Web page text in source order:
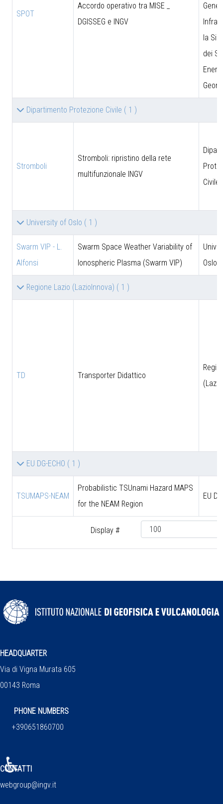
Display #
SPOT
Accordo operativo tra MISE _
DGISSEG e INGV
la
dei
Dipartimento Protezione Civile ( 1 )
Stromboli
Stromboli: ripristino della rete
multifunzionale INGV
Civile
University of Oslo ( 1 )
Swarm VIP - L.
Alfonsi
Swarm Space Weather Variability of
Ionospheric Plasma (Swarm VIP)
Oslo
Regione Lazio (LazioInnova) ( 1 )
TD Transporter Didattico
EU DG-ECHO ( 1 )
TSUMAPS-NEAM
Probabilistic TSUnami Hazard MAPS
for the NEAM Region
EU
HEADQUARTER
Via di Vigna Murata 605
00143 Roma
PHONE NUMBERS
+390651860700
CONTATTI
webgroup@ingv.it